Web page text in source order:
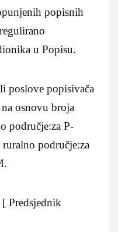
popisnih
u Popisu.
poslove popisivača
osnovu broja
područje:za P-
područje:za
Predsjednik